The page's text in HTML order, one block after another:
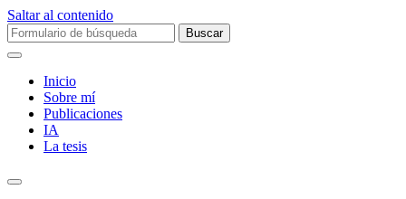
Saltar al contenido
Buscar:
Inicio
Sobre mí­
Publicaciones
IA
La tesis
Alternar